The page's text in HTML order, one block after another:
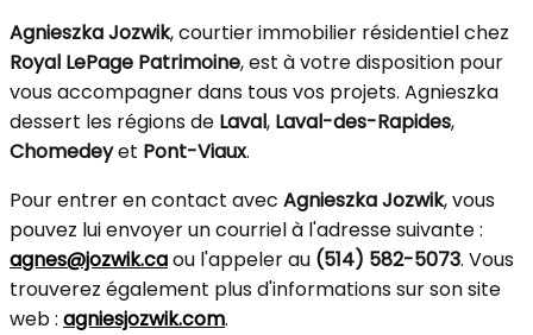
Agnieszka Jozwik, courtier immobilier résidentiel chez
Royal LePage Patrimoine, est à votre disposition pour
vous accompagner dans tous vos projets. Agnieszka
dessert les régions de Laval, Laval-des-Rapides,
Chomedeyet Pont-Viaux.
Pour entrer en contact avec Agnieszka Jozwik, vous
pouvez lui envoyer un courriel à l'adresse suivante :
agnes@jozwik.caou l'appeler au (514) 582-5073. Vous
trouverez également plus d'informations sur son site
web : agniesjozwik.com.